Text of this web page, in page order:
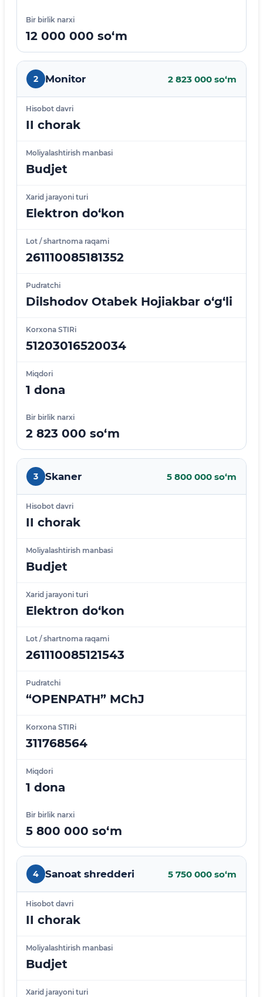
Bir birlik narxi
12 000 000 so‘m
2 Monitor 2 823 000 so‘m
Hisobot davri
II chorak
Moliyalashtirish manbasi
Budjet
Xarid jarayoni turi
Elektron do‘kon
Lot / shartnoma raqami
261110085181352
Pudratchi
Dilshodov Otabek Hojiakbar o‘g‘li
Korxona STIRi
51203016520034
Miqdori
1 dona
Bir birlik narxi
2 823 000 so‘m
3 Skaner 5 800 000 so‘m
Hisobot davri
II chorak
Moliyalashtirish manbasi
Budjet
Xarid jarayoni turi
Elektron do‘kon
Lot / shartnoma raqami
261110085121543
Pudratchi
“OPENPATH” MChJ
Korxona STIRi
311768564
Miqdori
1 dona
Bir birlik narxi
5 800 000 so‘m
4 Sanoat shredderi 5 750 000 so‘m
Hisobot davri
II chorak
Moliyalashtirish manbasi
Budjet
Xarid jarayoni turi